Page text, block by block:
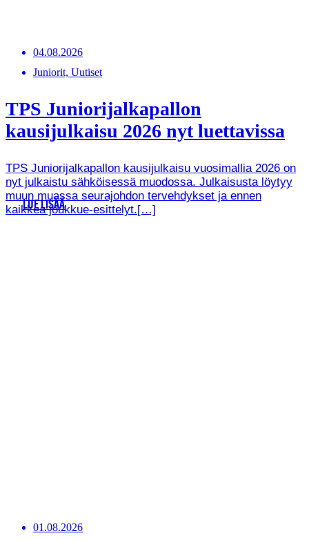
04.08.2026
Juniorit, Uutiset
TPS Juniorijalkapallon
kausijulkaisu 2026 nyt luettavissa
TPS Juniorijalkapallon kausijulkaisu vuosimallia 2026 on
nyt julkaistu sähköisessä muodossa. Julkaisusta löytyy
muun muassa seurajohdon tervehdykset ja ennen
kaikkea joukkue-esittelyt.[…]
LUE LISÄÄ
01.08.2026